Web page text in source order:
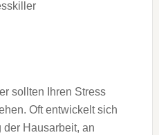
sollten Ihren Stress
Oft entwickelt sich
der Hausarbeit, an